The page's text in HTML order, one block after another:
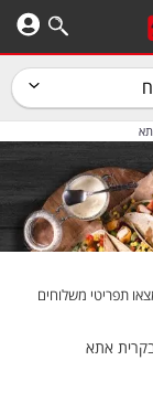
תפריטי משלוחים